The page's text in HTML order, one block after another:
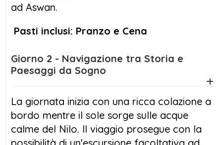
ad Aswan.
Pasti inclusi: Pranzo e Cena
Giorno 2 - Navigazione tra Storia e
Paesaggi da Sogno
La giornata inizia con una ricca colazione a
bordo mentre il sole sorge sulle acque
calme del Nilo. Il viaggio prosegue con la